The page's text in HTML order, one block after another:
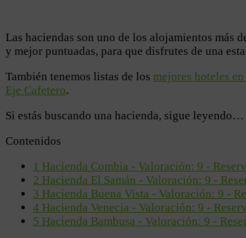
Las haciendas son uno de los alojamientos más
y mejor puntuadas, para que disfrutes de una
También tenemos listas de los mejores hoteles
Eje Cafetero.
Si estás buscando una hacienda, sigue leyendo…
Contenidos
1 Hacienda Combia - Valoración: 9 -
2 Hacienda El Samán - Valoración: 9 -
3 Hacienda Buena Vista - Valoración: 9 -
4 Hacienda Venecia - Valoración: 9 -
5 Hacienda Bambusa - Valoración: 9 -